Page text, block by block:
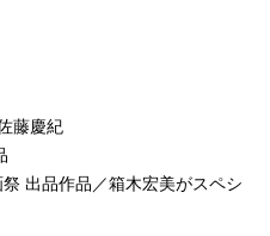
藤慶紀
出品作品／箱木宏美がスペシ